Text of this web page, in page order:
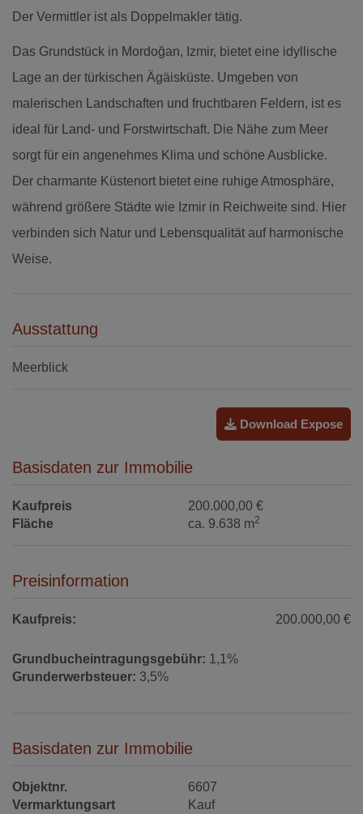
Der Vermittler ist als Doppelmakler tätig.
Das Grundstück in Mordoğan, Izmir, bietet eine idyllische
Lage an der türkischen Ägäisküste. Umgeben von
malerischen Landschaften und fruchtbaren Feldern, ist es
ideal für Land- und Forstwirtschaft. Die Nähe zum Meer
sorgt für ein angenehmes Klima und schöne Ausblicke.
Der charmante Küstenort bietet eine ruhige Atmosphäre,
während größere Städte wie Izmir in Reichweite sind. Hier
verbinden sich Natur und Lebensqualität auf harmonische
Weise.
Ausstattung
Meerblick
Download Expose
Basisdaten zur Immobilie
Kaufpreis
200.000,00 €
Fläche
ca. 9.638 m2
Preisinformation
Kaufpreis: 200.000,00 €
Grundbucheintragungsgebühr: 1,1%
Grunderwerbsteuer: 3,5%
Basisdaten zur Immobilie
Objektnr.
6607
Vermarktungsart
Kauf